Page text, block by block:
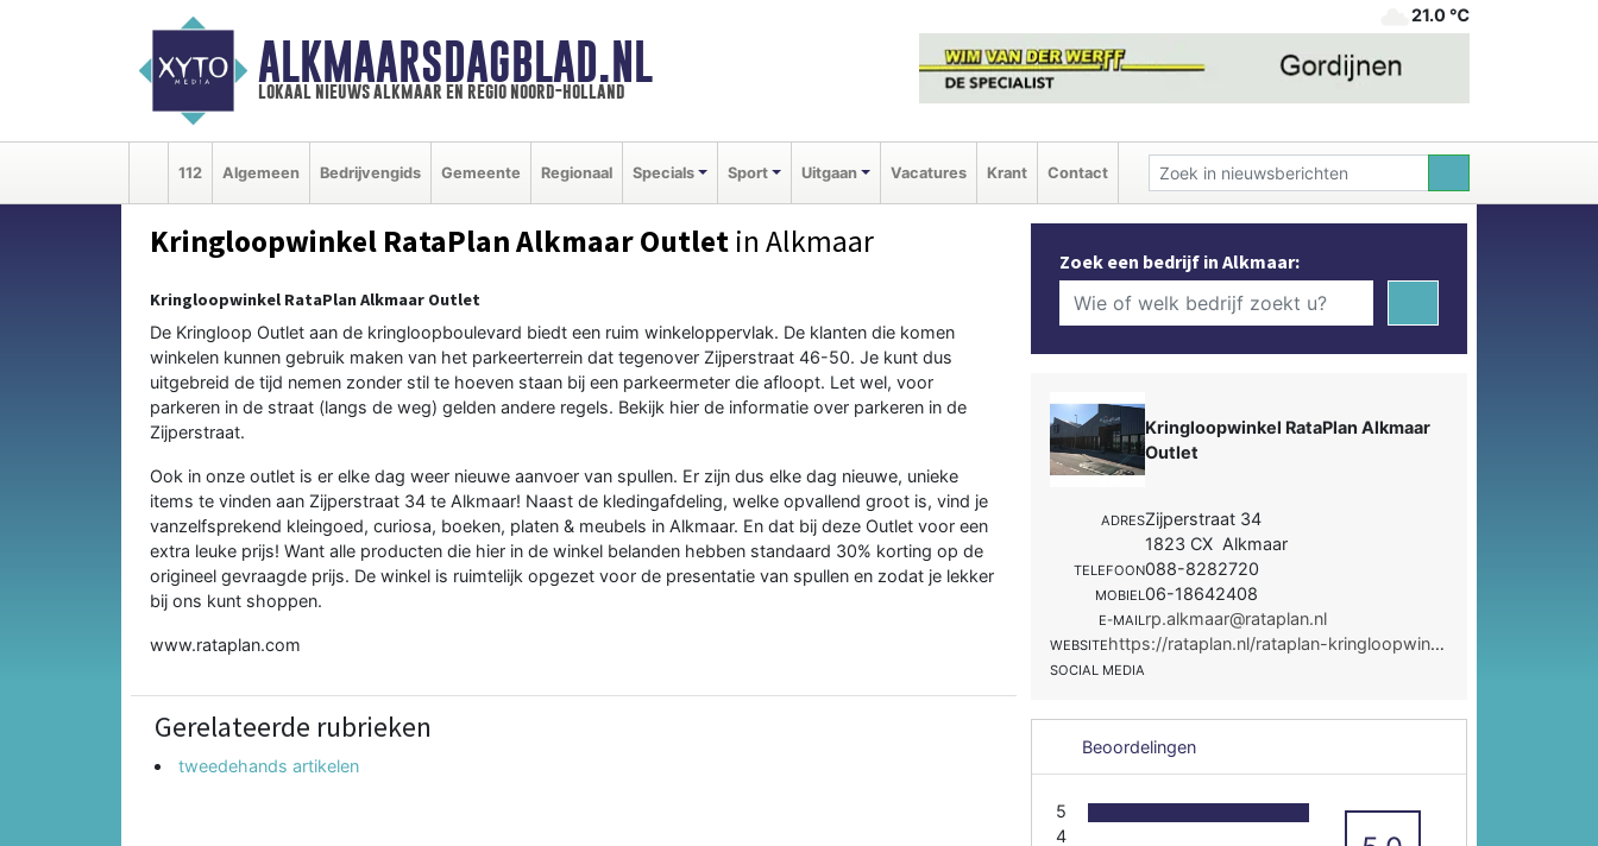
ALKMAARSDAGBLAD.NL
lokaal nieuws alkmaar en regio noord-holland
21.0 ℃
112 Algemeen Bedrijvengids Gemeente Regionaal Specials Sport Uitgaan Vacatures Krant Contact
Kringloopwinkel RataPlan Alkmaar Outlet in Alkmaar
Kringloopwinkel RataPlan Alkmaar Outlet
De Kringloop Outlet aan de kringloopboulevard biedt een ruim winkeloppervlak. De klanten die komen
winkelen kunnen gebruik maken van het parkeerterrein dat tegenover Zijperstraat 46-50. Je kunt dus
uitgebreid de tijd nemen zonder stil te hoeven staan bij een parkeermeter die afloopt. Let wel, voor
parkeren in de straat (langs de weg) gelden andere regels. Bekijk hier de informatie over parkeren in de
Zijperstraat.
Ook in onze outlet is er elke dag weer nieuwe aanvoer van spullen. Er zijn dus elke dag nieuwe, unieke
items te vinden aan Zijperstraat 34 te Alkmaar! Naast de kledingafdeling, welke opvallend groot is, vind je
vanzelfsprekend kleingoed, curiosa, boeken, platen & meubels in Alkmaar. En dat bij deze Outlet voor een
extra leuke prijs! Want alle producten die hier in de winkel belanden hebben standaard 30% korting op de
origineel gevraagde prijs. De winkel is ruimtelijk opgezet voor de presentatie van spullen en zodat je lekker
bij ons kunt shoppen.
www.rataplan.com
Gerelateerde rubrieken
tweedehands artikelen
Zoek een bedrijf in Alkmaar:
Kringloopwinkel RataPlan Alkmaar
Outlet
ADRESZijperstraat 34
1823 CX Alkmaar
TELEFOON088-8282720
MOBIEL06-18642408
E-MAILrp.alkmaar@rataplan.nl
WEBSITE https://rataplan.nl/rataplan-kringloopwinkels/kringloopwinkel-rataplan-alkmaar/
SOCIAL MEDIA
Beoordelingen
5
4